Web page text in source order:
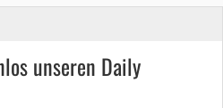
unseren Daily